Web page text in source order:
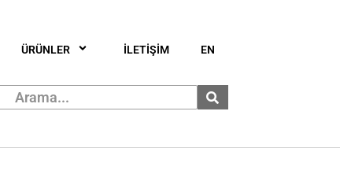
ÜRÜNLER İLETİŞİM EN